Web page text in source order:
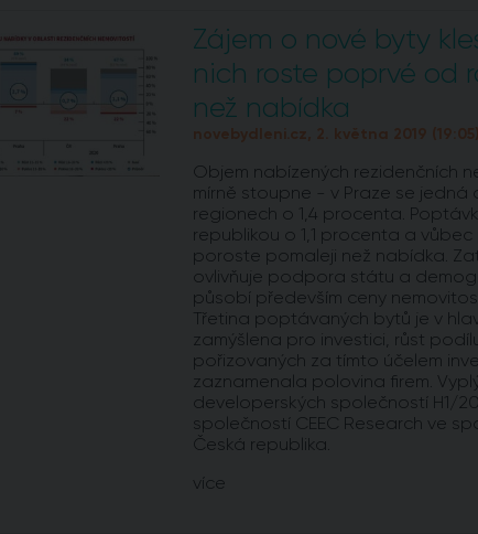
Zájem o nové byty
nich roste poprvé od
než nabídka
novebydleni.cz, 2. května 2019 (19:05)
Objem nabízených rezidenčních
mírně stoupne - v Praze se
regionech o 1,4 procenta.
republikou o 1,1 procenta a
poroste pomaleji než nabídka.
ovlivňuje podpora státu a
působí především ceny
Třetina poptávaných bytů je v
zamýšlena pro investici, růst
pořizovaných za tímto účelem
zaznamenala polovina firem.
developerských společností H1/
společností CEEC Research ve
Česká republika.
více